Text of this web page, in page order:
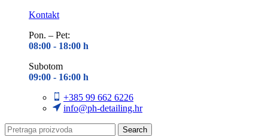
Kontakt
Pon. – Pet:
08:00 - 18:00 h
Subotom
09:00 - 16:00 h
+385 99 662 6226
info@ph-detailing.hr
Search